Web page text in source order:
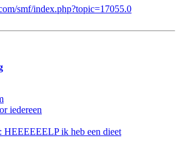
smf/index.php?topic=17055.0
iedereen
ik heb een dieet